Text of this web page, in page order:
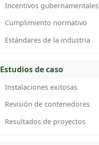
Incentivos gubernamentales
Cumplimiento normativo
Estándares de la industria
Estudios de caso
Instalaciones exitosas
Revisión de contenedores
Resultados de proyectos